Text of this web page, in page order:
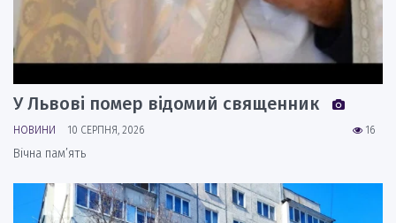
У Львові помер відомий священник
16
НОВИНИ 10 СЕРПНЯ, 2026
Вічна пам’ять